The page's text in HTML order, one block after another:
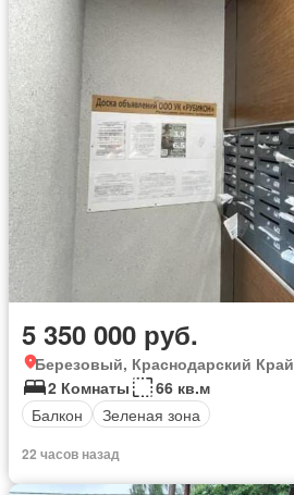
5 350 000 руб.
Березовый, Краснодарский Край
2 Комнаты
66 кв.м
Балкон
Зеленая зона
22 часов назад